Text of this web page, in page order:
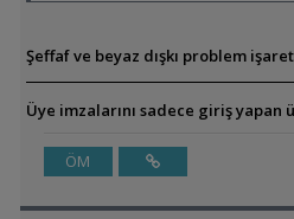
Şeffaf ve beyaz dışkı problem
Üye imzalarını sadece giriş
ÖM